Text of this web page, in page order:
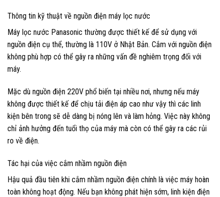
Thông tin kỹ thuật về nguồn điện máy lọc nước
Máy lọc nước Panasonic thường được thiết kế để sử dụng với
nguồn điện cụ thể, thường là 110V ở Nhật Bản. Cắm với nguồn điện
không phù hợp có thể gây ra những vấn đề nghiêm trọng đối với
máy.
Mặc dù nguồn điện 220V phổ biến tại nhiều nơi, nhưng nếu máy
không được thiết kế để chịu tải điện áp cao như vậy thì các linh
kiện bên trong sẽ dễ dàng bị nóng lên và làm hỏng. Việc này không
chỉ ảnh hưởng đến tuổi thọ của máy mà còn có thể gây ra các rủi
ro về điện.
Tác hại của việc cắm nhầm nguồn điện
Hậu quả đầu tiên khi cắm nhầm nguồn điện chính là việc máy hoàn
toàn không hoạt động. Nếu bạn không phát hiện sớm, linh kiện điện